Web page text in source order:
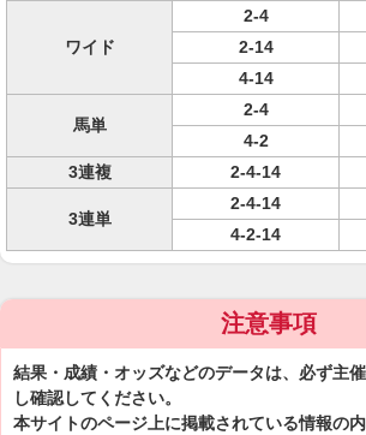
ワイド
2-4
2-14
4-14
馬単
2-4
4-2
3連複
2-4-14
3連単
2-4-14
4-2-14
注意事項
結果・成績・オッズなどのデータは、必ず主
し確認してください。
本サイトのページ上に掲載されている情報の